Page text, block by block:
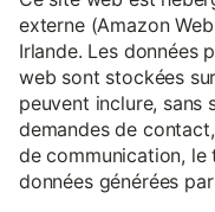
externe (Amazon
Irlande. Les données
web sont stockées
peuvent inclure, sans
demandes de
de communication,
données générées